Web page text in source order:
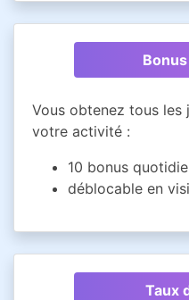
Vous obtenez tous les
votre activité :
10 bonus
déblocable en
Taux